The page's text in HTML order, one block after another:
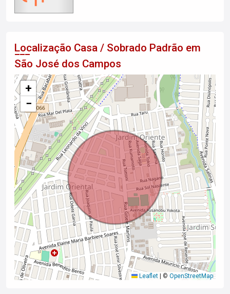
Localização Casa / Sobrado Padrão em
São José dos Campos
+
−
Leaflet © OpenStreetMap